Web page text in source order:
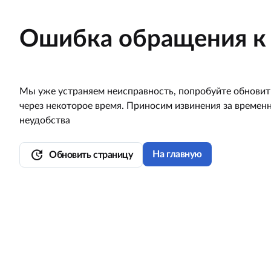
Ошибка обращения к
Мы уже устраняем неисправность, попробуйте
через некоторое время. Приносим извинения за
неудобства
update Обновить страницу На главную